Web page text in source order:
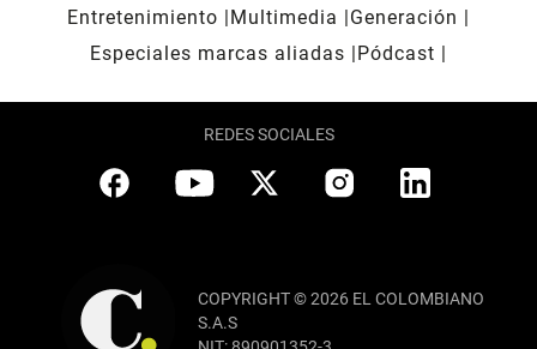
Entretenimiento
Multimedia
Generación
Especiales marcas aliadas
Pódcast
REDES SOCIALES
COPYRIGHT © 2026 EL COLOMBIANO
S.A.S